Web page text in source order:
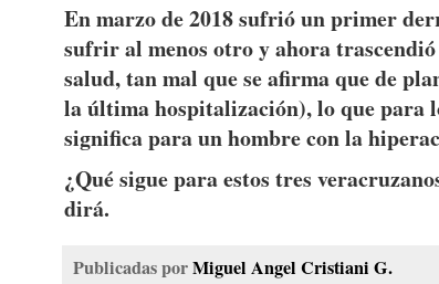
En marzo de 2018 sufrió un primer
sufrir al menos otro y ahora
salud, tan mal que se afirma que de
la última hospitalización), lo que para
significa para un hombre con la
¿Qué sigue para estos tres
dirá.
Publicadas porMiguel Angel Cristiani G.